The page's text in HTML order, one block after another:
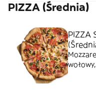
PIZZA (Średnia)
PIZZA